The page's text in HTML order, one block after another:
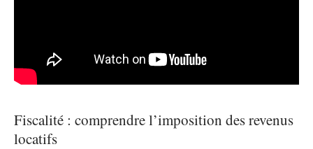
Fiscalité : comprendre l’imposition des revenus
locatifs